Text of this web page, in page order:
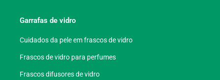
Garrafas de vidro
Cuidados da pele em frascos de vidro
Frascos de vidro para perfumes
Frascos difusores de vidro